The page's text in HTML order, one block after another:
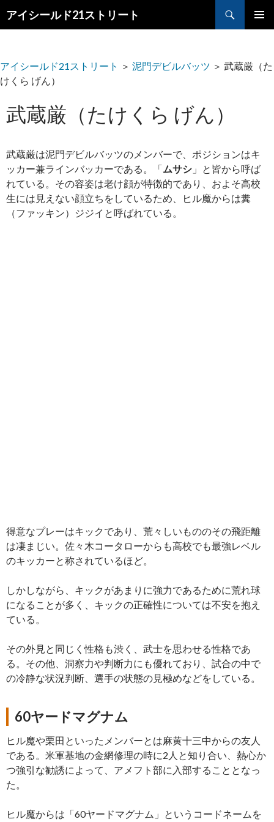
アイシールド21ストリート
索
イ
ュ
ー
ン
ツ
へ
キ
アイシールド21ストリート ＞ 泥門デビルバッツ ＞ 武蔵厳（た
けくら げん）
武蔵厳（たけくら げん）
武蔵厳は泥門デビルバッツのメンバーで、ポジションはキ
ッカー兼ラインバッカーである。「ムサシ 」と皆から呼ば
れている。その容姿は老け顔が特徴的であり、およそ高校
生には見えない顔立ちをしているため、ヒル魔からは糞
（ファッキン）ジジイと呼ばれている。
得意なプレーはキックであり、荒々しいもののその飛距離
は凄まじい。佐々木コータローからも高校でも最強レベル
のキッカーと称されているほど。
しかしながら、キックがあまりに強力であるために荒れ球
になることが多く、キックの正確性については不安を抱え
ている。
その外見と同じく性格も渋く、武士を思わせる性格であ
る。その他、洞察力や判断力にも優れており、試合の中で
の冷静な状況判断、選手の状態の見極めなどをしている。
60ヤードマグナム
ヒル魔や栗田といったメンバーとは麻黄十三中からの友人
である。米軍基地の金網修理の時に2人と知り合い、熱心か
つ強引な勧誘によって、アメフト部に入部することとなっ
た。
ヒル魔からは「60ヤードマグナム」というコードネームを